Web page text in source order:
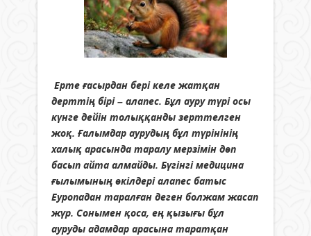
Ерте ғасырдан бері келе жатқан
дерттің бірі – алапес. Бұл ауру түрі осы
күнге дейін толыққанды зерттелген
жоқ. Ғалымдар аурудың бұл түрінінің
халық арасында таралу мерзімін дөп
басып айта алмайды. Бүгінгі медицина
ғылымының өкілдері алапес батыс
Еуропадан таралған деген болжам жасап
жүр. Сонымен қоса, ең қызығы бұл
ауруды адамдар арасына таратқан